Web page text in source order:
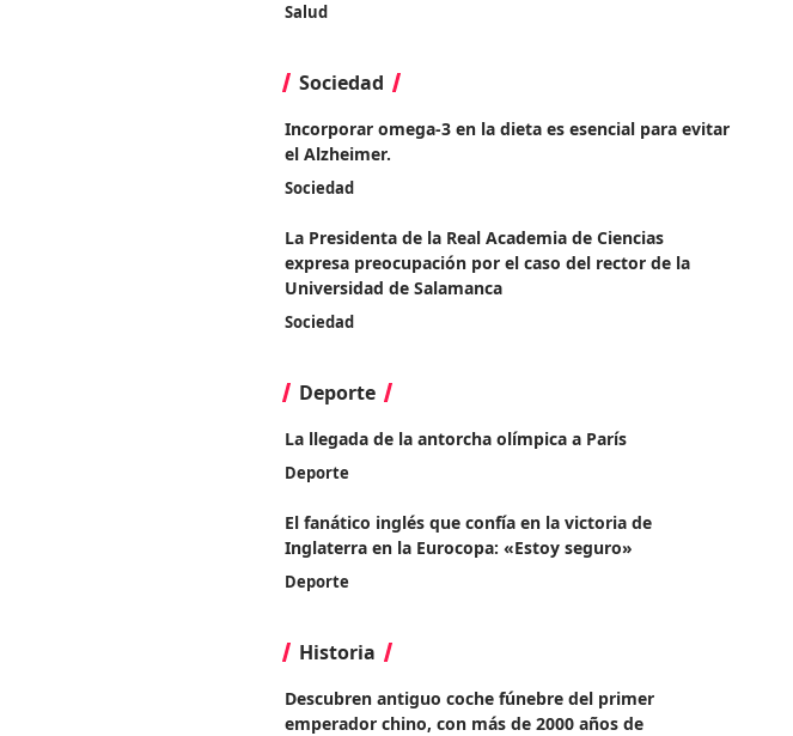
Salud
Sociedad
Incorporar omega-3 en la dieta es esencial para evitar
el Alzheimer.
Sociedad
La Presidenta de la Real Academia de Ciencias
expresa preocupación por el caso del rector de la
Universidad de Salamanca
Sociedad
Deporte
La llegada de la antorcha olímpica a París
Deporte
El fanático inglés que confía en la victoria de
Inglaterra en la Eurocopa: «Estoy seguro»
Deporte
Historia
Descubren antiguo coche fúnebre del primer
emperador chino, con más de 2000 años de